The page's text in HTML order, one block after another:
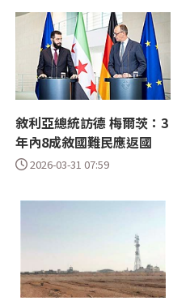
敘利亞總統訪德 梅爾茨：3
年內8成敘國難民應返國
2026-03-31 07:59